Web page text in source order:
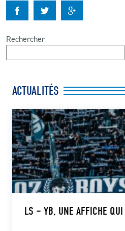
KIDS
CLUB
CONTACT
ACTUALITÉS
LS E-SHOP
Rechercher
ACTUALITÉS
LS – YB, UNE AFFICHE